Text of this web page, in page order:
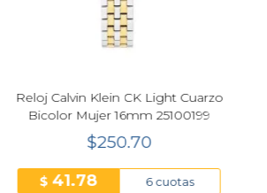
CK Light Cuarzo
16mm 25100199
6 cuotas
Reloj Casio